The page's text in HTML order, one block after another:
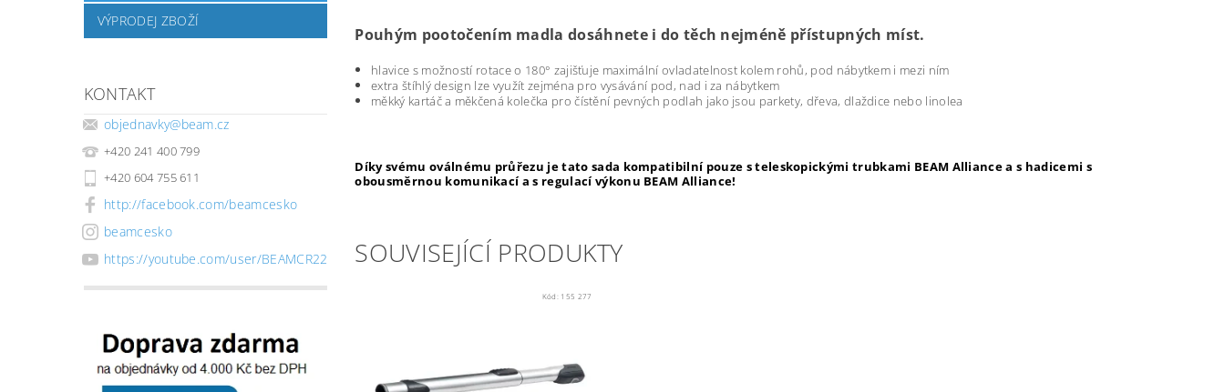
VÝPRODEJ ZBOŽÍ
KONTAKT
objednavky@beam.cz
+420 241 400 799
+420 604 755 611
http://facebook.com/beamcesko
beamcesko
https://youtube.com/user/BEAMCR22
Pouhým pootočením madla dosáhnete i do těch nejméně přístupných míst.
hlavice s možností rotace o 180° zajišťuje maximální ovladatelnost kolem rohů, pod nábytkem i mezi ním
extra štíhlý design lze využít zejména pro vysávání pod, nad i za nábytkem
měkký kartáč a měkčená kolečka pro čístění pevných podlah jako jsou parkety, dřeva, dlaždice nebo linolea
Díky svému oválnému průřezu je tato sada kompatibilní pouze s teleskopickými trubkami BEAM Alliance a s hadicemi s
obousměrnou komunikací a s regulací výkonu BEAM Alliance!
SOUVISEJÍCÍ PRODUKTY
Kód: 155 277